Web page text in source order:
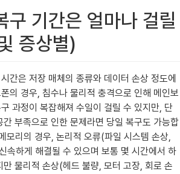
구 기간은 얼마나 걸릴
증상별)
간은 저장 매체의 종류와 데이터 손상 정도에
의 경우, 침수나 물리적 충격으로 인해 메인보
과정이 복잡해져 수일이 걸릴 수 있지만, 단
부족으로 인한 문제라면 당일 복구도 가능합
모리의 경우, 논리적 오류(파일 시스템 손상,
속하게 해결될 수 있으며 보통 몇 시간에서 하
물리적 손상(헤드 불량, 모터 고장, 회로 손